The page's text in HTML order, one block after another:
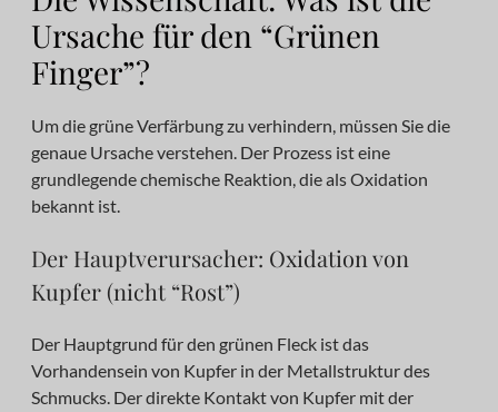
Ursache für den “Grünen
Finger”?
Um die grüne Verfärbung zu verhindern, müssen Sie die
genaue Ursache verstehen. Der Prozess ist eine
grundlegende chemische Reaktion, die als Oxidation
bekannt ist.
Der Hauptverursacher: Oxidation von
Kupfer (nicht “Rost”)
Der Hauptgrund für den grünen Fleck ist das
Vorhandensein von Kupfer in der Metallstruktur des
Schmucks. Der direkte Kontakt von Kupfer mit der